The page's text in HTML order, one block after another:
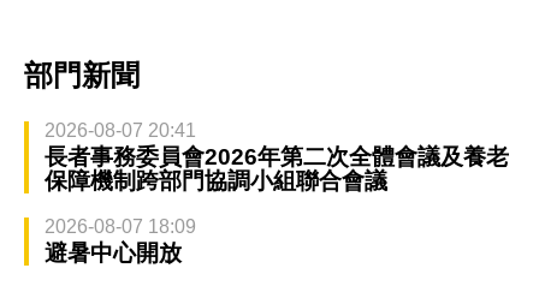
部門新聞
2026-08-07 20:41
長者事務委員會2026年第二次全體會議及養老
保障機制跨部門協調小組聯合會議
2026-08-07 18:09
避暑中心開放